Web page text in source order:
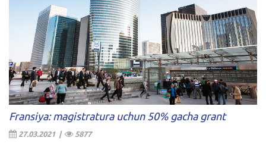
Fransiya: magistratura uchun 50% gacha grant
27.03.2021 | 5877